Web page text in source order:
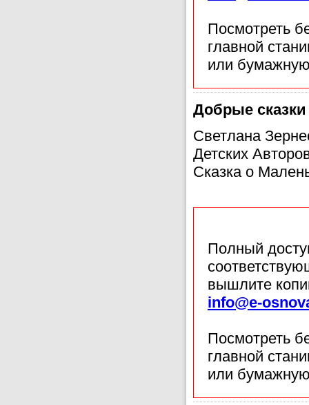
Посмотреть
главной
или
Добрые сказки
Светлана
Детских
Сказка о
Полный
вышлите
info@e-
Посмотреть
главной
или